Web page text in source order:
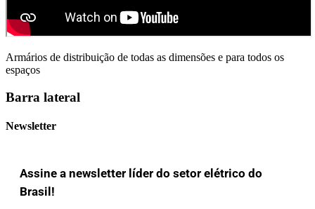
Armários de distribuição de todas as dimensões e para todos os
espaços
Barra lateral
Newsletter
Assine a newsletter líder do setor elétrico do
Brasil!